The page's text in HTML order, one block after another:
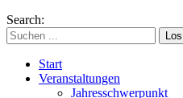
Search:
Start
Veranstaltungen
Jahresschwerpunkt